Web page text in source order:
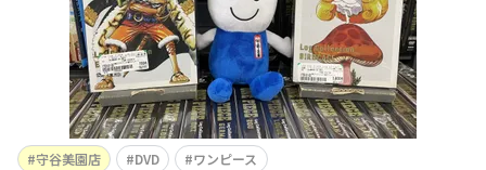
守谷美園店 DVD ワンピース